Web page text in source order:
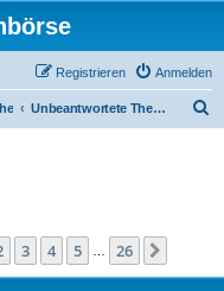
Anmelden
Registrieren
Unbeantwortete Themen
26
3 4 5 26